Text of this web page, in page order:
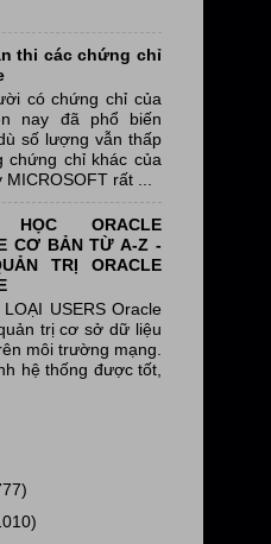
thi các chứng chỉ
có chứng chỉ của
nay đã phổ biến
số lượng vẫn thấp
chứng chỉ khác của
rất ...
HỌC ORACLE
CƠ BẢN TỪ A-Z -
TRỊ ORACLE
USERS Oracle
trị cơ sở dữ liệu
môi trường mạng.
hệ thống được tốt,